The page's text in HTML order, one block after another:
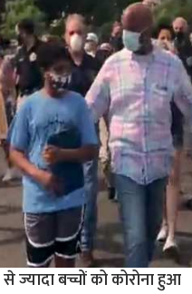
ज्यादा बच्चों को कोरोना हुआ